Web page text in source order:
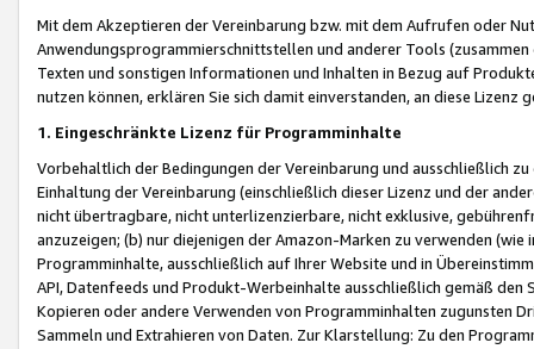
Mit dem Akzeptieren der Vereinbarung bzw. mit dem Aufrufen oder
Anwendungsprogrammierschnittstellen und anderer Tools (zusammen
Texten und sonstigen Informationen und Inhalten in Bezug auf
nutzen können, erklären Sie sich damit einverstanden, an diese Lizenz
1. Eingeschränkte Lizenz für Programminhalte
Vorbehaltlich der Bedingungen der Vereinbarung und ausschließlich
Einhaltung der Vereinbarung (einschließlich dieser Lizenz und der
nicht übertragbare, nicht unterlizenzierbare, nicht exklusive,
anzuzeigen; (b) nur diejenigen der Amazon-Marken zu verwenden
Programminhalte, ausschließlich auf Ihrer Website und in
API, Datenfeeds und Produkt-Werbeinhalte ausschließlich gemäß
Kopieren oder andere Verwenden von Programminhalten zugunsten
Sammeln und Extrahieren von Daten. Zur Klarstellung: Zu den